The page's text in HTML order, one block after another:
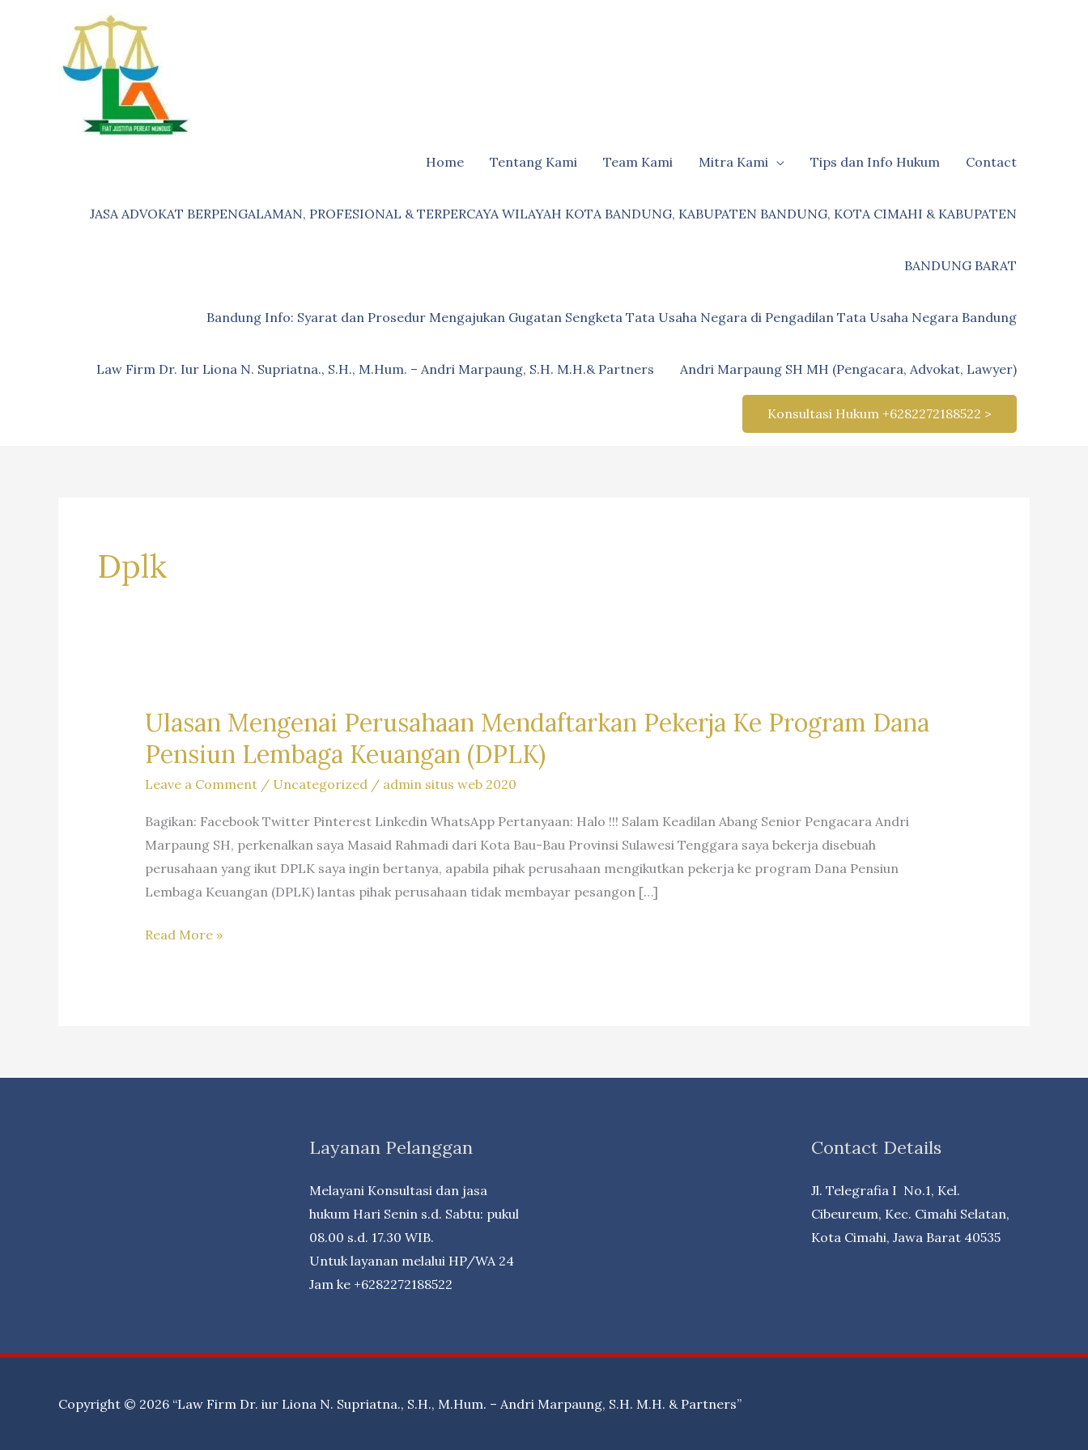
Home Tentang Kami Team Kami Mitra Kami Tips dan Info Hukum Contact
JASA ADVOKAT BERPENGALAMAN, PROFESIONAL & TERPERCAYA WILAYAH KOTA BANDUNG, KABUPATEN BANDUNG, KOTA CIMAHI & KABUPATEN
BANDUNG BARAT
Bandung Info: Syarat dan Prosedur Mengajukan Gugatan Sengketa Tata Usaha Negara di Pengadilan Tata Usaha Negara Bandung
Law Firm Dr. Iur Liona N. Supriatna., S.H., M.Hum. – Andri Marpaung, S.H. M.H.& Partners Andri Marpaung SH MH (Pengacara, Advokat, Lawyer)
Konsultasi Hukum +6282272188522 >
Dplk
Ulasan Mengenai Perusahaan Mendaftarkan Pekerja Ke Program Dana
Pensiun Lembaga Keuangan (DPLK)
Leave a Comment / Uncategorized/ admin situs web 2020
Bagikan: Facebook Twitter Pinterest Linkedin WhatsApp Pertanyaan: Halo !!! Salam Keadilan Abang Senior Pengacara Andri
Marpaung SH, perkenalkan saya Masaid Rahmadi dari Kota Bau-Bau Provinsi Sulawesi Tenggara saya bekerja disebuah
perusahaan yang ikut DPLK saya ingin bertanya, apabila pihak perusahaan mengikutkan pekerja ke program Dana Pensiun
Lembaga Keuangan (DPLK) lantas pihak perusahaan tidak membayar pesangon […]
Ulasan
Program
Read More »
Layanan Pelanggan
Melayani Konsultasi dan jasa
hukum Hari Senin s.d. Sabtu: pukul
08.00 s.d. 17.30 WIB.
Untuk layanan melalui HP/WA 24
Jam ke +6282272188522
Contact Details
Jl. Telegrafia I No.1, Kel.
Cibeureum, Kec. Cimahi Selatan,
Kota Cimahi, Jawa Barat 40535
Copyright © 2026 “Law Firm Dr. iur Liona N. Supriatna., S.H., M.Hum. – Andri Marpaung, S.H. M.H. & Partners”